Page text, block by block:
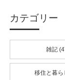
カテゴリー
雑記
移住と暮